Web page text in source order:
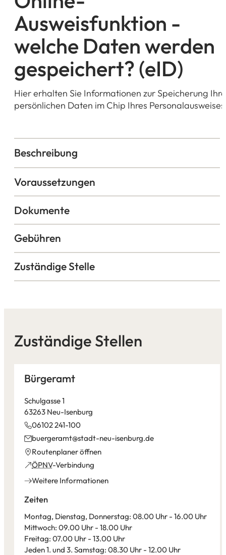
Ausweisfunktion -
welche Daten werden
gespeichert? (eID)
Hier erhalten Sie Informationen zur Speicherung
persönlichen Daten im Chip Ihres
Beschreibung
Voraussetzungen
Dokumente
Gebühren
Zuständige Stelle
Zuständige Stellen
Bürgeramt
Schulgasse 1
63263 Neu-Isenburg
06102 241-100
buergeramt stadt-neu-isenburg de
Routenplaner öffnen
(Öffnet
in
neuen
Tab)
ÖPNV-Verbindung
(Öffnet
in
einem
neuen
Weitere Informationen
Zeiten
Montag, Dienstag, Donnerstag: 08.00 Uhr - 16.00 Uhr
Mittwoch: 09.00 Uhr - 18.00 Uhr
Freitag: 07.00 Uhr - 13.00 Uhr
Jeden 1. und 3. Samstag: 08.30 Uhr - 12.00 Uhr